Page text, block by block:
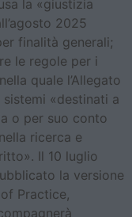
la «giustizia
2025
finalità generali;
le regole per i
quale l’Allegato
«destinati a
o per suo conto
ricerca e
Il 10 luglio
la versione
Practice,